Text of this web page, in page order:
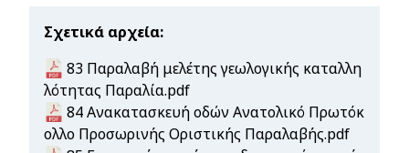
Σχετικά αρχεία
Document
83 Παραλαβή μελέτης γεωλογικής καταλλη
λότητας Παραλία.pdf
Document
84 Ανακατασκευή οδών Ανατολικό Πρωτόκ
ολλο Προσωρινής Οριστικής Παραλαβής.pdf